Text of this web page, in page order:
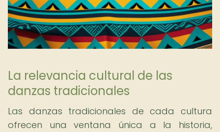
La relevancia cultural de las
danzas tradicionales
Las danzas tradicionales de cada cultura
ofrecen una ventana única a la historia,